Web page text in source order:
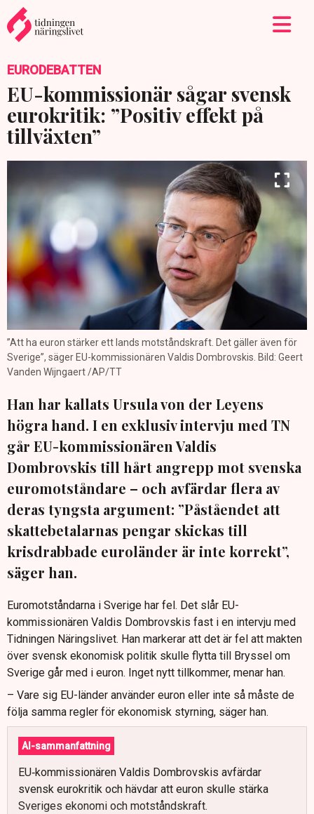
EURODEBATTEN
EU-kommissionär sågar svensk
eurokritik: ”Positiv effekt på
tillväxten”
”Att ha euron stärker ett lands motståndskraft. Det gäller även för
Sverige”, säger EU-kommissionären Valdis Dombrovskis. Bild: Geert
Vanden Wijngaert /AP/TT
Han har kallats Ursula von der Leyens
högra hand. I en exklusiv intervju med TN
går EU-kommissionären Valdis
Dombrovskis till hårt angrepp mot svenska
euromotståndare – och avfärdar flera av
deras tyngsta argument: ”Påståendet att
skattebetalarnas pengar skickas till
krisdrabbade euroländer är inte korrekt”,
säger han.
Euromotståndarna i Sverige har fel. Det slår EU-
kommissionären Valdis Dombrovskis fast i en intervju med
Tidningen Näringslivet. Han markerar att det är fel att makten
över svensk ekonomisk politik skulle flytta till Bryssel om
Sverige går med i euron. Inget nytt tillkommer, menar han.
– Vare sig EU-länder använder euron eller inte så måste de
följa samma regler för ekonomisk styrning, säger han.
AI-sammanfattning
EU‑kommissionären Valdis Dombrovskis avfärdar
svensk eurokritik och hävdar att euron skulle stärka
Sveriges ekonomi och motståndskraft.